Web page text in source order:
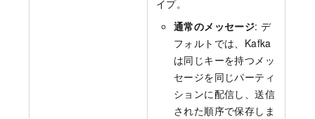
イプ。
通常のメッセージ: デ
フォルトでは、Kafka
は同じキーを持つメッ
セージを同じパーティ
ションに配信し、送信
された順序で保存しま